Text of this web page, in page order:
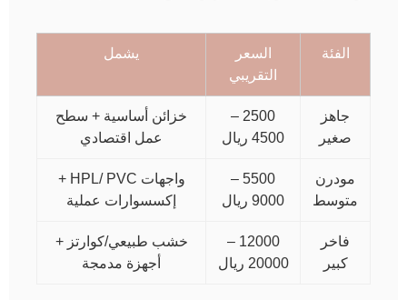
الفئة
السعر
التقريبي
يشمل
جاهز
صغير
2500 –
4500 ريال
خزائن أساسية + سطح
عمل اقتصادي
مودرن
متوسط
5500 –
9000 ريال
واجهات HPL/ PVC +
إكسسوارات عملية
فاخر
كبير
12000 –
20000 ريال
خشب طبيعي/كوارتز +
أجهزة مدمجة